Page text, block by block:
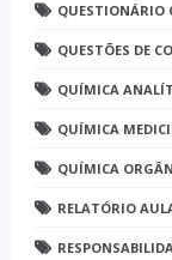
QUESTIONÁRIO
QUESTÕES DE
QUÍMICA
QUÍMICA
QUÍMICA
RELATÓRIO